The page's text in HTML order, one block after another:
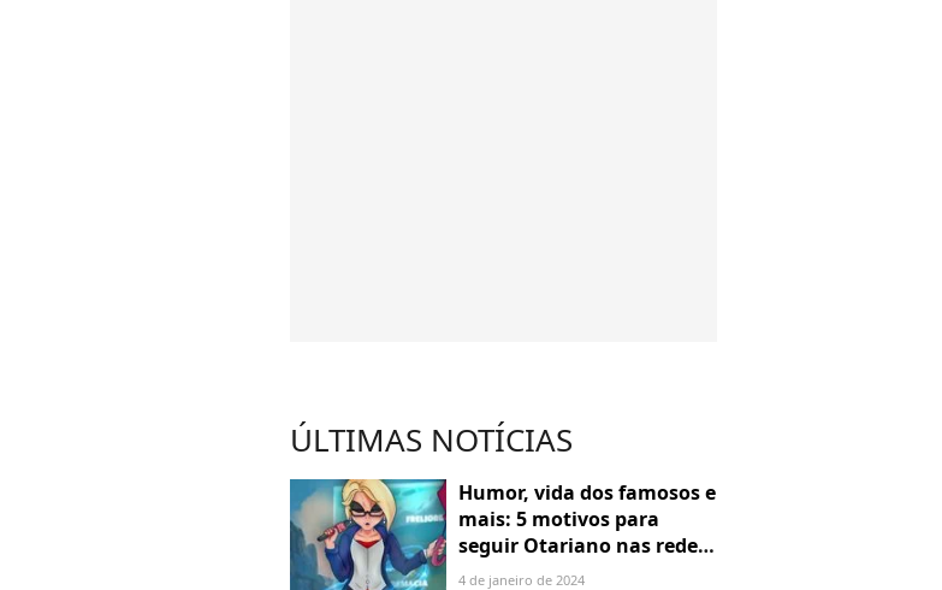
ÚLTIMAS NOTÍCIAS
Humor, vida dos famosos e
mais: 5 motivos para
seguir Otariano nas redes
sociais
4 de janeiro de 2024